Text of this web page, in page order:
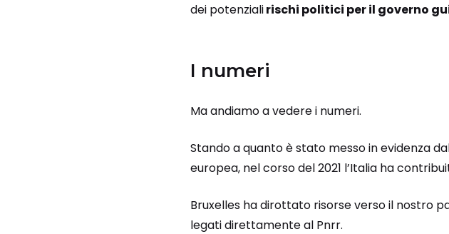
dei potenzialirischi politici per il governo
I numeri
Ma andiamo a vedere i numeri.
Stando a quanto è stato messo in evidenza
europea, nel corso del 2021 l’Italia ha
Bruxelles ha dirottato risorse verso il nostro
legati direttamente al Pnrr.